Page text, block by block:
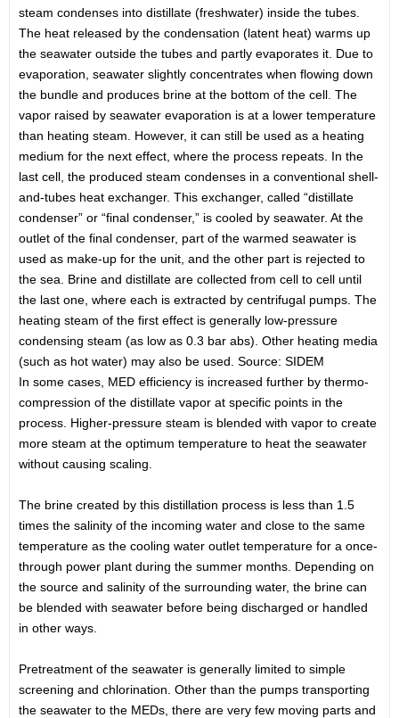
steam condenses into distillate (freshwater) inside the tubes.
The heat released by the condensation (latent heat) warms up
the seawater outside the tubes and partly evaporates it. Due to
evaporation, seawater slightly concentrates when flowing down
the bundle and produces brine at the bottom of the cell. The
vapor raised by seawater evaporation is at a lower temperature
than heating steam. However, it can still be used as a heating
medium for the next effect, where the process repeats. In the
last cell, the produced steam condenses in a conventional shell-
and-tubes heat exchanger. This exchanger, called “distillate
condenser” or “final condenser,” is cooled by seawater. At the
outlet of the final condenser, part of the warmed seawater is
used as make-up for the unit, and the other part is rejected to
the sea. Brine and distillate are collected from cell to cell until
the last one, where each is extracted by centrifugal pumps. The
heating steam of the first effect is generally low-pressure
condensing steam (as low as 0.3 bar abs). Other heating media
(such as hot water) may also be used. Source: SIDEM
In some cases, MED efficiency is increased further by thermo-
compression of the distillate vapor at specific points in the
process. Higher-pressure steam is blended with vapor to create
more steam at the optimum temperature to heat the seawater
without causing scaling.
The brine created by this distillation process is less than 1.5
times the salinity of the incoming water and close to the same
temperature as the cooling water outlet temperature for a once-
through power plant during the summer months. Depending on
the source and salinity of the surrounding water, the brine can
be blended with seawater before being discharged or handled
in other ways.
Pretreatment of the seawater is generally limited to simple
screening and chlorination. Other than the pumps transporting
the seawater to the MEDs, there are very few moving parts and